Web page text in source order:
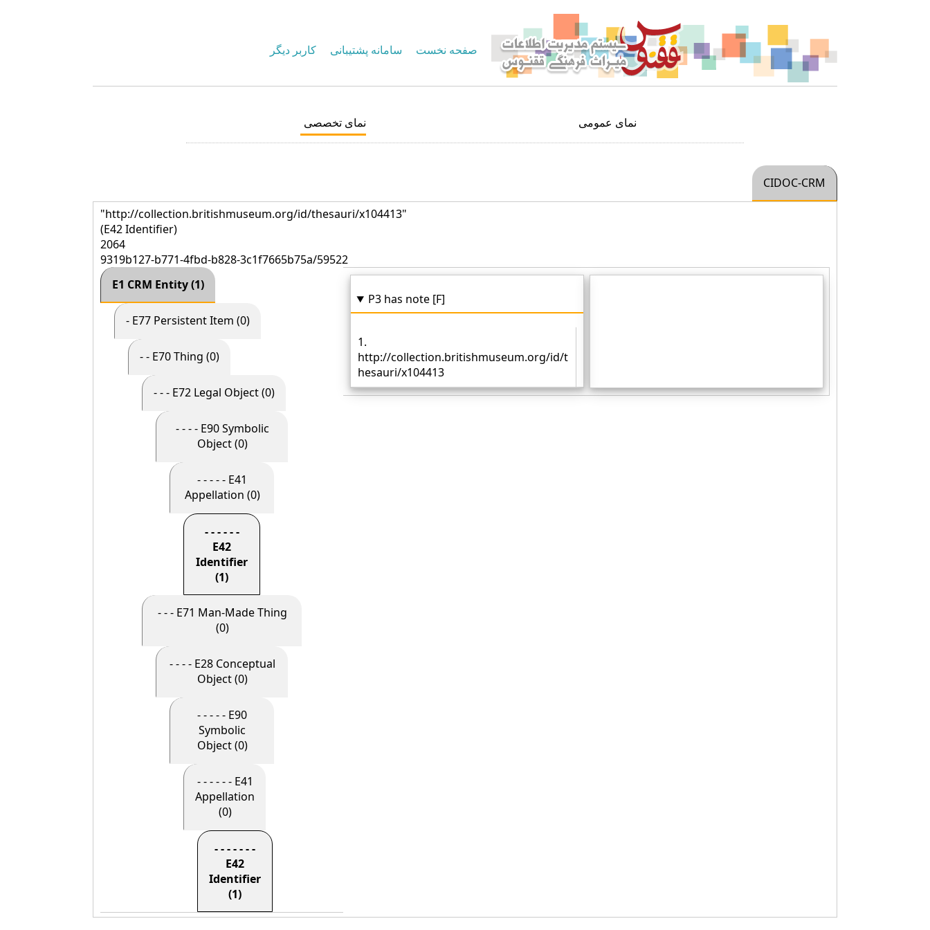
صفحه نخست سامانه پشتیبانی کاربر دیگر
نمای عمومی نمای تخصصی
CIDOC-CRM
"http://collection.britishmuseum.org/id/thesauri/x104413"
(E42 Identifier)
2064
9319b127-b771-4fbd-b828-3c1f7665b75a/59522
E1 CRM Entity (1)
- E77 Persistent Item (0)
- - E70 Thing (0)
- - - E72 Legal Object (0)
- - - - E90 Symbolic
Object (0)
- - - - - E41
Appellation (0)
- - - - - -
E42
Identifier
(1)
- - - E71 Man-Made Thing
(0)
- - - - E28 Conceptual
Object (0)
- - - - - E90
Symbolic
Object (0)
- - - - - - E41
Appellation
(0)
- - - - - - -
E42
Identifier
(1)
P3 has note [F]
1.
http://collection.britishmuseum.org/id/t
hesauri/x104413